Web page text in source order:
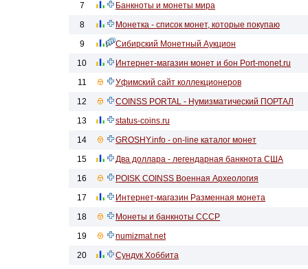
7
Банкноты и монеты мира
8
Монетка - список монет, которые покупаю
9
Сибирский Монетный Аукцион
10
Интернет-магазин монет и бон Port-monet.ru
11
Уфимский сайт коллекционеров
12
COINSS PORTAL - Нумизматический ПОРТАЛ
13
status-coins.ru
14
GROSHY.info - on-line каталог монет
15
Два доллара - легендарная банкнота США
16
POISK COINSS Военная Археология
17
Интернет-магазин Разменная монета
18
Монеты и банкноты СССР
19
numizmat.net
20
Сундук Хоббита